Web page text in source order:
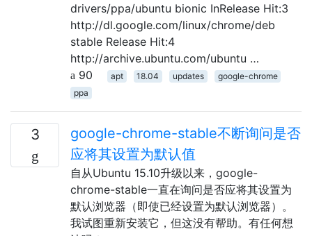
drivers/ppa/ubuntu bionic InRelease Hit:3
http://dl.google.com/linux/chrome/deb
stable Release Hit:4
http://archive.ubuntu.com/ubuntu …
90
apt 18.04 updates
google-chrome
ppa
3
google-chrome-stable不断询问是否
应将其设置为默认值
自从Ubuntu 15.10升级以来，google-
chrome-stable一直在询问是否应将其设置为
默认浏览器（即使已经设置为默认浏览器）。
我试图重新安装它，但这没有帮助。有任何想